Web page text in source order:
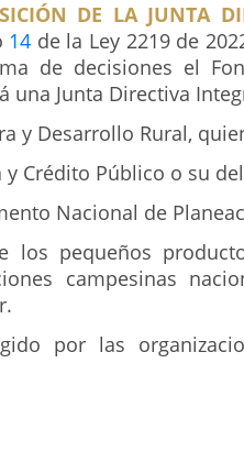
DE LA JUNTA
14 de la Ley 2219 de
de decisiones el
una Junta Directiva
y Desarrollo Rural,
Crédito Público o su
Nacional de
los pequeños
campesinas
por las